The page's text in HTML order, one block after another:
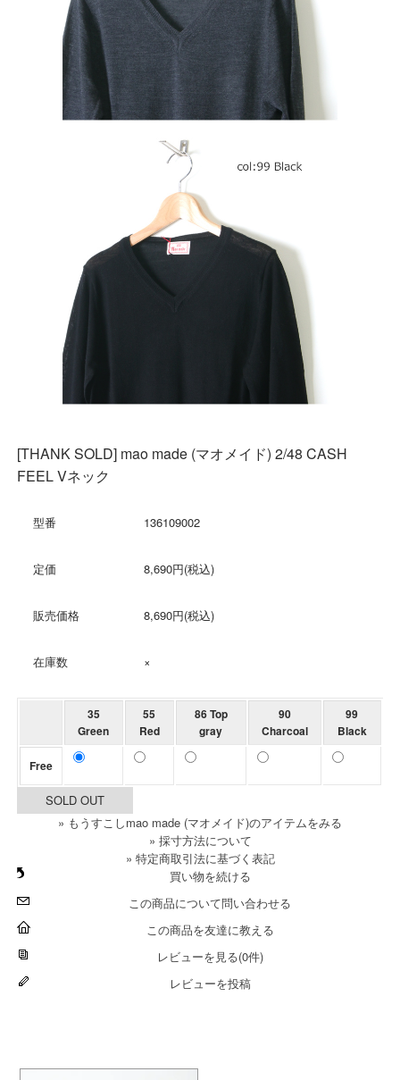
[THANK SOLD] mao made (マオメイド) 2/48 CASH
FEEL Vネック
型番 136109002
定価 8,690円(税込)
販売価格 8,690円(税込)
在庫数 ×
» 採寸方法について
» 特定商取引法に基づく表記
買い物を続ける
この商品について問い合わせる
この商品を友達に教える
レビューを見る(0件)
レビューを投稿
35
Green
55
Red
86 Top
gray
90
Charcoal
99
Black
Free
SOLD OUT
» もうすこしmao made (マオメイド)のアイテムをみる